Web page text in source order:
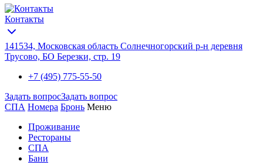
Контакты
141534, Московская область Солнечногорский р-н деревня
Трусово, БО Березки, стр. 19
+7 (495) 775-55-50
Задать вопросЗадать вопрос
СПА Номера Бронь Меню
Проживание
Рестораны
СПА
Бани